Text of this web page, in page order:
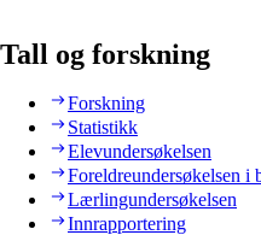
Tall og forskning
Forskning
Statistikk
Elevundersøkelsen
Foreldreundersøkelsen i
Lærlingundersøkelsen
Innrapportering